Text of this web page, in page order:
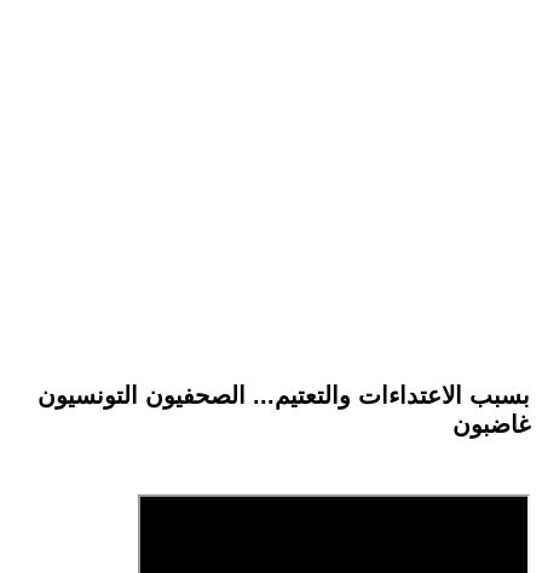
بسبب الاعتداءات والتعتيم... الصحفيون التونسيون
غاضبون